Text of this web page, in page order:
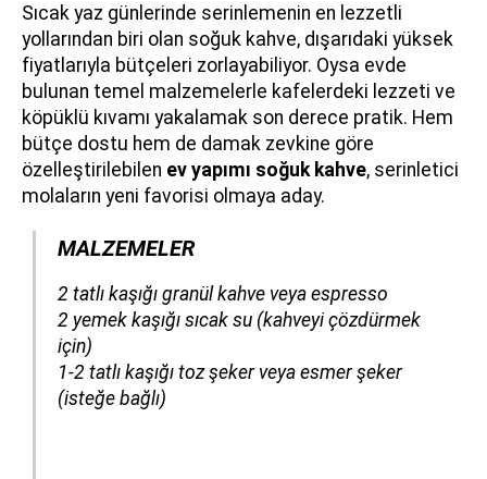
Sıcak yaz günlerinde serinlemenin en lezzetli
yollarından biri olan soğuk kahve, dışarıdaki yüksek
fiyatlarıyla bütçeleri zorlayabiliyor. Oysa evde
bulunan temel malzemelerle kafelerdeki lezzeti ve
köpüklü kıvamı yakalamak son derece pratik. Hem
bütçe dostu hem de damak zevkine göre
özelleştirilebilen ev yapımı soğuk kahve, serinletici
molaların yeni favorisi olmaya aday.
MALZEMELER
​​​​​​​2 tatlı kaşığı granül kahve veya espresso
2 yemek kaşığı sıcak su (kahveyi çözdürmek
için)
1-2 tatlı kaşığı toz şeker veya esmer şeker
(isteğe bağlı)